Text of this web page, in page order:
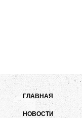
ГЛАВНАЯ
НОВОСТИ